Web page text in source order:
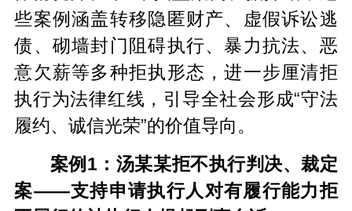
些案例涵盖转移隐匿财产、虚假诉讼逃
债、砌墙封门阻碍执行、暴力抗法、恶
意欠薪等多种拒执形态，进一步厘清拒
执行为法律红线，引导全社会形成“守法
履约、诚信光荣”的价值导向。
案例1：汤某某拒不执行判决、裁定
案——支持申请执行人对有履行能力拒